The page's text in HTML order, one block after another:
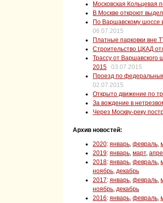
Московская Кольцевая
В Москве откроют
По Варшавскому шоссе
06.07.2015
Платные парковки вне
Строительство ЦКАД
Трассу от Варшавского
2015
03.07.2015
Проезд по
02.07.2015
Открыто движение по
За вождение в
Через Москву-реку
Архив новостей:
2020: январь, февраль,
2019: январь, март,
2018: январь, февраль,
ноябрь, декабрь
2017: январь, февраль,
ноябрь, декабрь
2016: январь, февраль,